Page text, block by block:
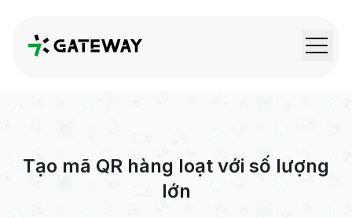
QRGateway
Tạo mã QR hàng loạt với số lượng
lớn